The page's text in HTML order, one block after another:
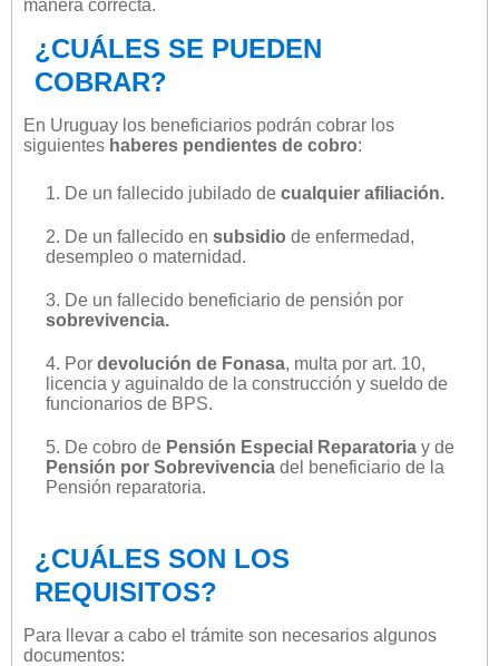
manera correcta.
¿CUÁLES SE PUEDEN
COBRAR?
En Uruguay los beneficiarios podrán cobrar los
siguientes haberes pendientes de cobro:
1. De un fallecido jubilado de cualquier afiliación.
2. De un fallecido en subsidio de enfermedad,
desempleo o maternidad.
3. De un fallecido beneficiario de pensión por
sobrevivencia.
4. Por devolución de Fonasa, multa por art. 10,
licencia y aguinaldo de la construcción y sueldo de
funcionarios de BPS.
5. De cobro de Pensión Especial Reparatoria y de
Pensión por Sobrevivencia del beneficiario de la
Pensión reparatoria.
¿CUÁLES SON LOS
REQUISITOS?
Para llevar a cabo el trámite son necesarios algunos
documentos: